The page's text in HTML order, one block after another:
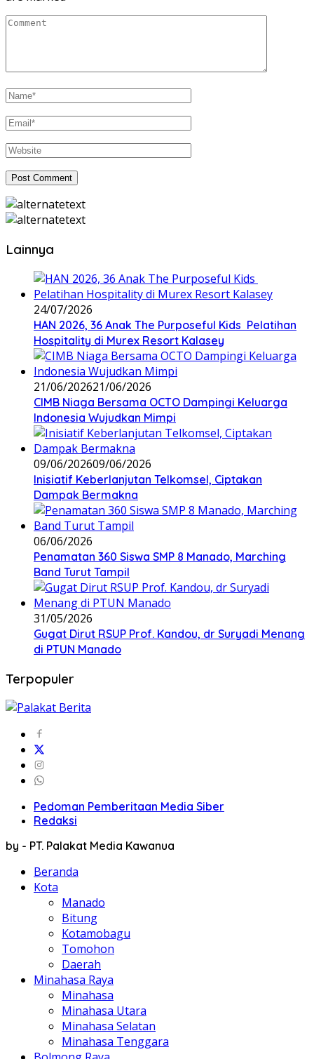
Lainnya
24/07/2026
HAN 2026, 36 Anak The Purposeful Kids Pelatihan
Hospitality di Murex Resort Kalasey
21/06/202621/06/2026
CIMB Niaga Bersama OCTO Dampingi Keluarga
Indonesia Wujudkan Mimpi
09/06/202609/06/2026
Inisiatif Keberlanjutan Telkomsel, Ciptakan
Dampak Bermakna
06/06/2026
Penamatan 360 Siswa SMP 8 Manado, Marching
Band Turut Tampil
31/05/2026
Gugat Dirut RSUP Prof. Kandou, dr Suryadi Menang
di PTUN Manado
Terpopuler
Pedoman Pemberitaan Media Siber
Redaksi
by - PT. Palakat Media Kawanua
Beranda
Kota
Manado
Bitung
Kotamobagu
Tomohon
Daerah
Minahasa Raya
Minahasa
Minahasa Utara
Minahasa Selatan
Minahasa Tenggara